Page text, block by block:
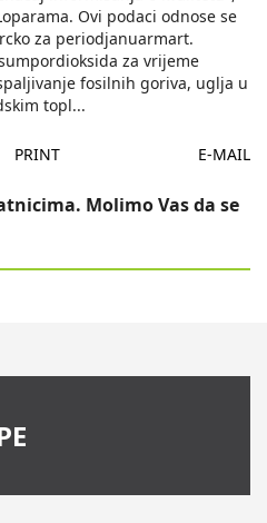
Ovi podaci odnose se
za periodjanuarmart.
za vrijeme
fosilnih goriva, uglja u
topl...
PRINT E-MAIL
Molimo Vas da se